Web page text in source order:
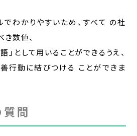
わかりやすいため、すべて の社
き数値、
」として用いることができるうえ、
行動に結びつける ことができま
問